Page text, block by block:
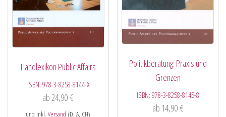
Handlexikon Public Affairs
ISBN: 978-3-8258-8144-X
ab24,90€
und inkl.Versand (D, A, CH)
Politikberatung: Praxis und
Grenzen
ISBN: 978-3-8258-8145-8
ab 14,90 €